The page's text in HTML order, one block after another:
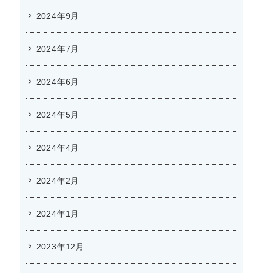
2024年9月
2024年7月
2024年6月
2024年5月
2024年4月
2024年2月
2024年1月
2023年12月